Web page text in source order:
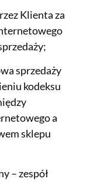
Klienta za
sprzedaży
kodeksu
a
sklepu
– zespół